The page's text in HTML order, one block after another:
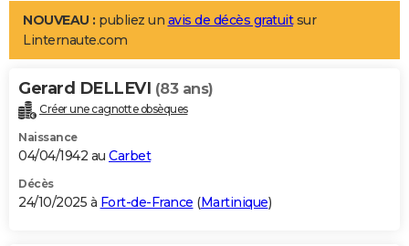
LIFESTYLE
Art de vivre
Bien-être
Loisirs
Mode
Modes de vie
Alimentation
Guide de la santé
Maladies
Médicaments
Sommeil
VOYAGE
Destinations
City break
Voyage nature
Voyage de noces
Forum
Climat
+PHOTO
GUIDES D'ACHAT
BONS PLANS
NOUVEAU : publiez un avis de décès gratuitsur
Linternaute.com
Gerard DELLEVI (83 ans)
Créer une cagnotte obsèques
Naissance
04/04/1942 au Carbet
Décès
24/10/2025 à Fort-de-France (Martinique)